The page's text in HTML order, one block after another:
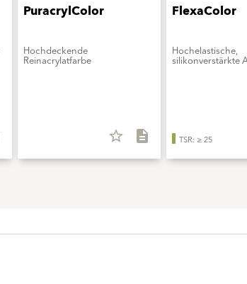
PuracrylColor
Hochdeckende
Reinacrylatfarbe
star_border description
FlexaColor
Hochelastische,
silikonverstärkte
TSR: ≥ 25